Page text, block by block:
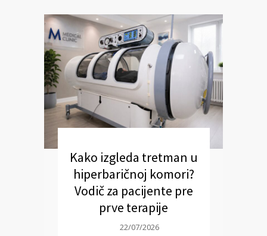
Kako izgleda tretman u
hiperbaričnoj komori?
Vodič za pacijente pre
prve terapije
22/07/2026